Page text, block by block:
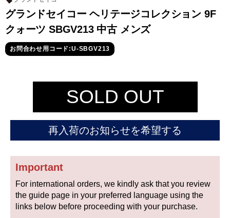
コンスタンタン
商品の状態から探す
新品
中古品 アンティーク品
WEB限定品 SALE
グランドセイコー ヘリテージコレクション 9F
クォーツ SBGV213 中古 メンズ
お問合わせ用コード:U-SBGV213
SOLD OUT
再入荷のお知らせを希望する
Important
For international orders, we kindly ask that you review
the guide page in your preferred language using the
links below before proceeding with your purchase.